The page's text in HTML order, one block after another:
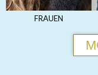
FRAUEN